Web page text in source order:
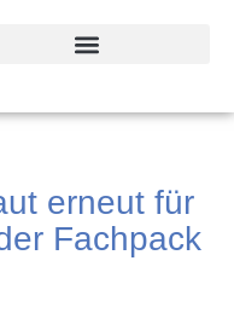
erneut für
Fachpack